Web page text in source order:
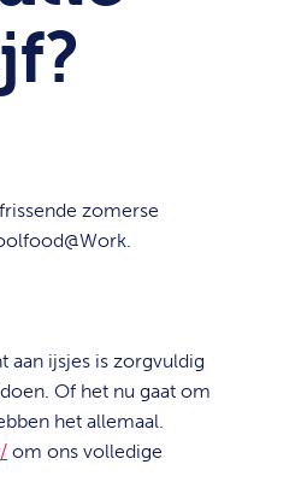
zomerse
aan ijsjes is zorgvuldig
Of het nu gaat om
het allemaal.
om ons volledige